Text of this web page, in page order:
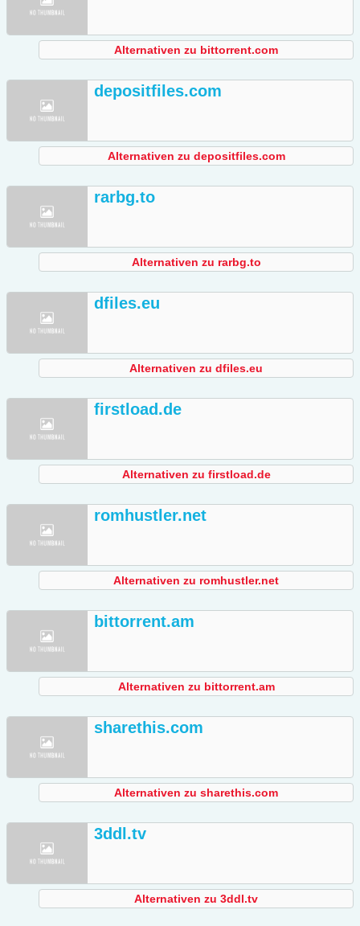
Alternativen zu bittorrent.com
depositfiles.com
Alternativen zu depositfiles.com
rarbg.to
Alternativen zu rarbg.to
dfiles.eu
Alternativen zu dfiles.eu
firstload.de
Alternativen zu firstload.de
romhustler.net
Alternativen zu romhustler.net
bittorrent.am
Alternativen zu bittorrent.am
sharethis.com
Alternativen zu sharethis.com
3ddl.tv
Alternativen zu 3ddl.tv